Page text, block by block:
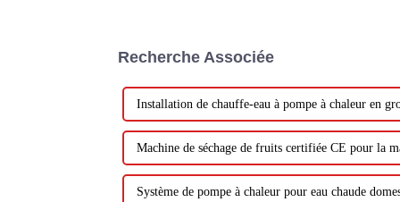
Recherche Associée
Installation de chauffe-eau à pompe à chaleur en
Machine de séchage de fruits certifiée CE pour la
Système de pompe à chaleur pour eau chaude